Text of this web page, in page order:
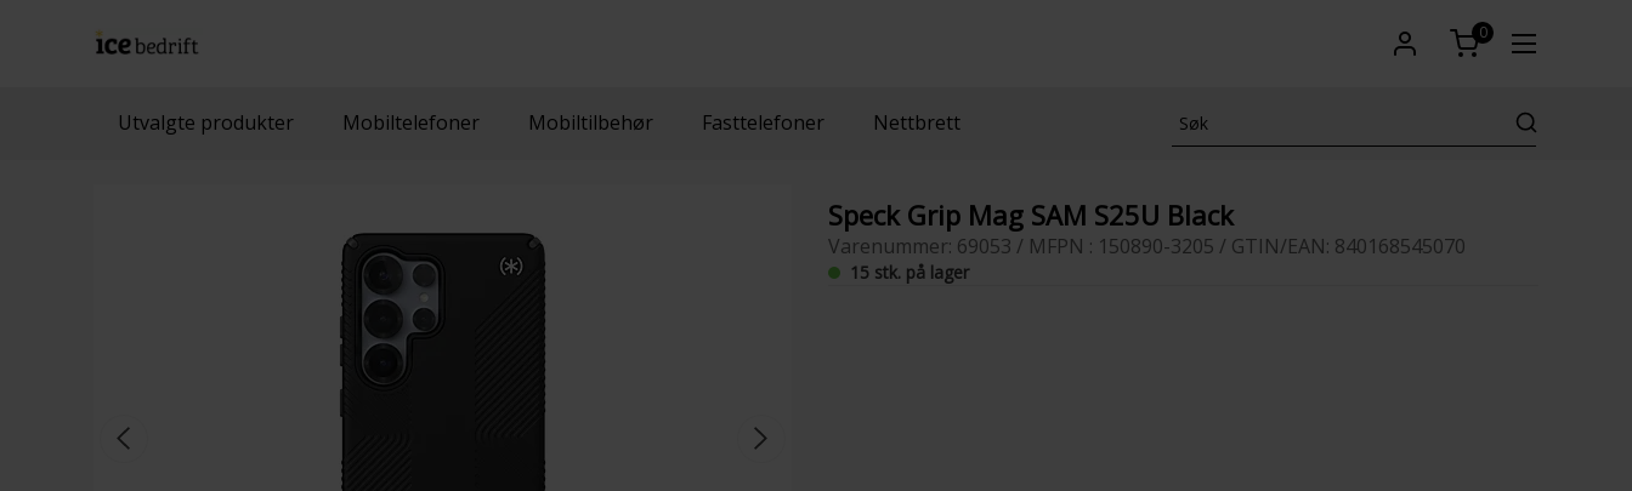
0
Utvalgte produkter Mobiltelefoner Mobiltilbehør Fasttelefoner Nettbrett
Speck Grip Mag SAM S25U Black
Varenummer: 69053 / MFPN : 150890-3205 / GTIN/EAN: 840168545070
15 stk. på lager